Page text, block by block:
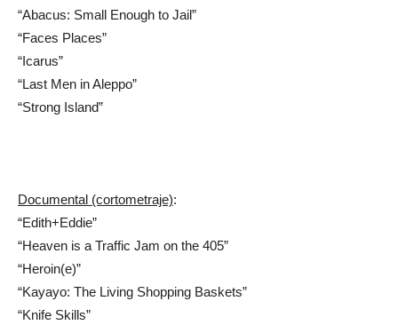
“Abacus: Small Enough to Jail”
“Faces Places”
“Icarus”
“Last Men in Aleppo”
“Strong Island”
Documental (cortometraje):
“Edith+Eddie”
“Heaven is a Traffic Jam on the 405”
“Heroin(e)”
“Kayayo: The Living Shopping Baskets”
“Knife Skills”